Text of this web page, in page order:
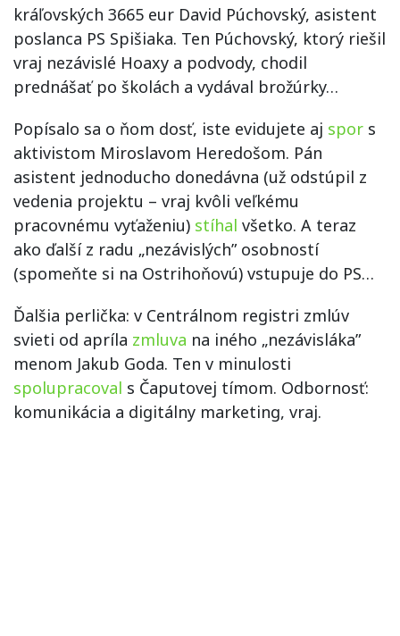
kráľovských 3665 eur David Púchovský, asistent
poslanca PS Spišiaka. Ten Púchovský, ktorý riešil
vraj nezávislé Hoaxy a podvody, chodil
prednášať po školách a vydával brožúrky…
Popísalo sa o ňom dosť, iste evidujete aj spor s
aktivistom Miroslavom Heredošom. Pán
asistent jednoducho donedávna (už odstúpil z
vedenia projektu – vraj kvôli veľkému
pracovnému vyťaženiu) stíhal všetko. A teraz
ako ďalší z radu „nezávislých” osobností
(spomeňte si na Ostrihoňovú) vstupuje do PS…
Ďalšia perlička: v Centrálnom registri zmlúv
svieti od apríla zmluva na iného „nezávisláka”
menom Jakub Goda. Ten v minulosti
spolupracoval s Čaputovej tímom. Odbornosť:
komunikácia a digitálny marketing, vraj.